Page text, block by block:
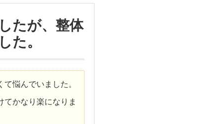
たが、整体
た。
悩んでいました。
てかなり楽になりま